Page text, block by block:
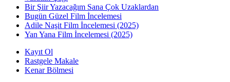
Bir Şiir Yazacağım Sana Çok Uzaklardan
Bugün Güzel Film İncelemesi
Adile Naşit Film İncelemesi (2025)
Yan Yana Film İncelemesi (2025)
Kayıt Ol
Rastgele Makale
Kenar Bölmesi